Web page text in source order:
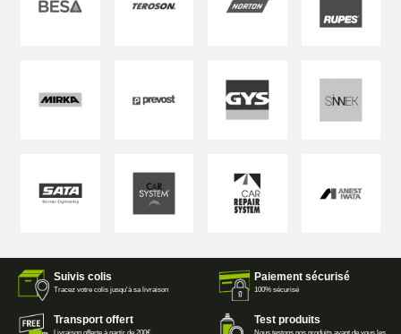
Suivis colis
Tracez votre colis jusqu'à sa livraison
Paiement sécurisé
100% sécurisé
Transport offert Test produits